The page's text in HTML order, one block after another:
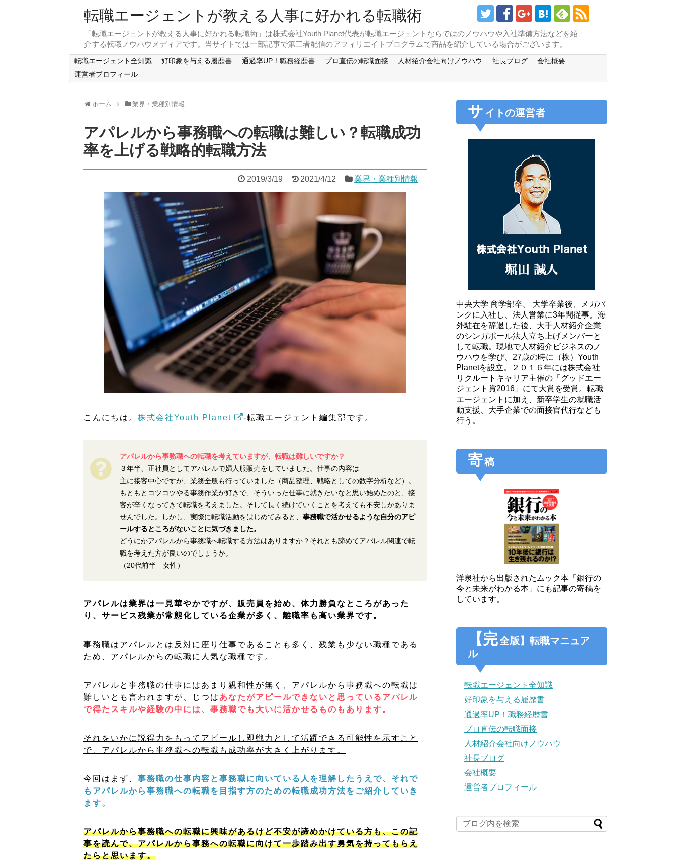
転職エージェントが教える人事に好かれる転職術
「転職エージェントが教える人事に好かれる転職術」は株式会社Youth Planet代表が転職エージェントならではのノウハウや入社準備方法などを紹
介する転職ノウハウメディアです。当サイトでは一部記事で第三者配信のアフィリエイトプログラムで商品を紹介している場合がございます。
転職エージェント全知識 好印象を与える履歴書 通過率UP！職務経歴書 プロ直伝の転職面接 人材紹介会社向けノウハウ 社長ブログ
会社概要
運営者プロフィール
ホーム 業界・業種別情報
アパレルから事務職への転職は難しい？転職成功
率を上げる戦略的転職方法
2019/3/19 2021/4/12 業界・業種別情報
こんにちは。 株式会社Youth Planet -転職エージェント編集部です。
アパレルから事務職への転職を考えていますが、転職は難しいですか？
３年半、正社員としてアパレルで婦人服販売をしていました。仕事の内容は
主に接客中心ですが、業務全般も行っていました（商品整理、戦略としての数字分析など）。
もともとコツコツやる事務作業が好きで、そういった仕事に就きたいなと思い始めたのと、接
客が辛くなってきて転職を考えました。そして長く続けていくことを考えても不安しかありま
せんでした。しかし、 実際に転職活動をはじめてみると、 事務職で活かせるような自分のアピ
ールするところがないことに気づきました。
どうにかアパレルから事務職へ転職する方法はありますか？それとも諦めてアパレル関連で転
職を考えた方が良いのでしょうか。
（20代前半 女性）
アパレルは業界は一見華やかですが、販売員を始め、体力勝負なところがあった
り、サービス残業が常態化している企業が多く、離職率も高い業界です。
事務職はアパレルとは反対に座り仕事であることも多く、残業も少ない職種である
ため、アパレルからの転職に人気な職種です。
アパレルと事務職の仕事にはあまり親和性が無く、アパレルから事務職への転職は
難しいとも言われますが、じつは あなたがアピールできないと思っているアパレル
で得たスキルや経験の中には、事務職でも大いに活かせるものもあります。
それをいかに説得力をもってアピールし即戦力として活躍できる可能性を示すこと
で、アパレルから事務職への転職も成功率が大きく上がります。
今回はまず、 事務職の仕事内容と事務職に向いている人を理解したうえで、それで
もアパレルから事務職への転職を目指す方のための転職成功方法をご紹介していき
ます。
アパレルから事務職への転職に興味があるけど不安が諦めかけている方も、この記
事を読んで、アパレルから事務への転職に向けて一歩踏み出す勇気を持ってもらえ
たらと思います。
サ イトの運営者
中央大学 商学部卒。 大学卒業後、メガバ
ンクに入社し、法人営業に3年間従事。海
外駐在を辞退した後、大手人材紹介企業
のシンガポール法人立ち上げメンバーと
して転職。現地で人材紹介ビジネスのノ
ウハウを学び、27歳の時に（株）Youth
Planetを設立。２０１６年には株式会社
リクルートキャリア主催の「グッドエー
ジェント賞2016」にて大賞を受賞。転職
エージェントに加え、新卒学生の就職活
動支援、大手企業での面接官代行なども
行う。
寄稿
洋泉社から出版されたムック本「銀行の
今と未来がわかる本」にも記事の寄稿を
しています。
【完全版】転職マニュア
ル
転職エージェント全知識
好印象を与える履歴書
通過率UP！職務経歴書
プロ直伝の転職面接
人材紹介会社向けノウハウ
社長ブログ
会社概要
運営者プロフィール